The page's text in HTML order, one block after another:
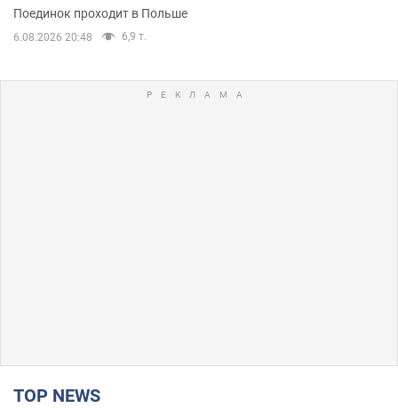
Поединок проходит в Польше
6.08.2026 20:48 6,9 т.
TOP NEWS